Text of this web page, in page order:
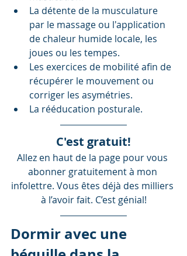
La détente de la musculature
par le massage ou l'application
de chaleur humide locale, les
joues ou les tempes.
Les exercices de mobilité afin de
récupérer le mouvement ou
corriger les asymétries.
La rééducation posturale.
C'est gratuit!
Allez en haut de la page pour vous
abonner gratuitement à mon
infolettre. Vous êtes déjà des milliers
à l’avoir fait. C’est génial!
Dormir avec une